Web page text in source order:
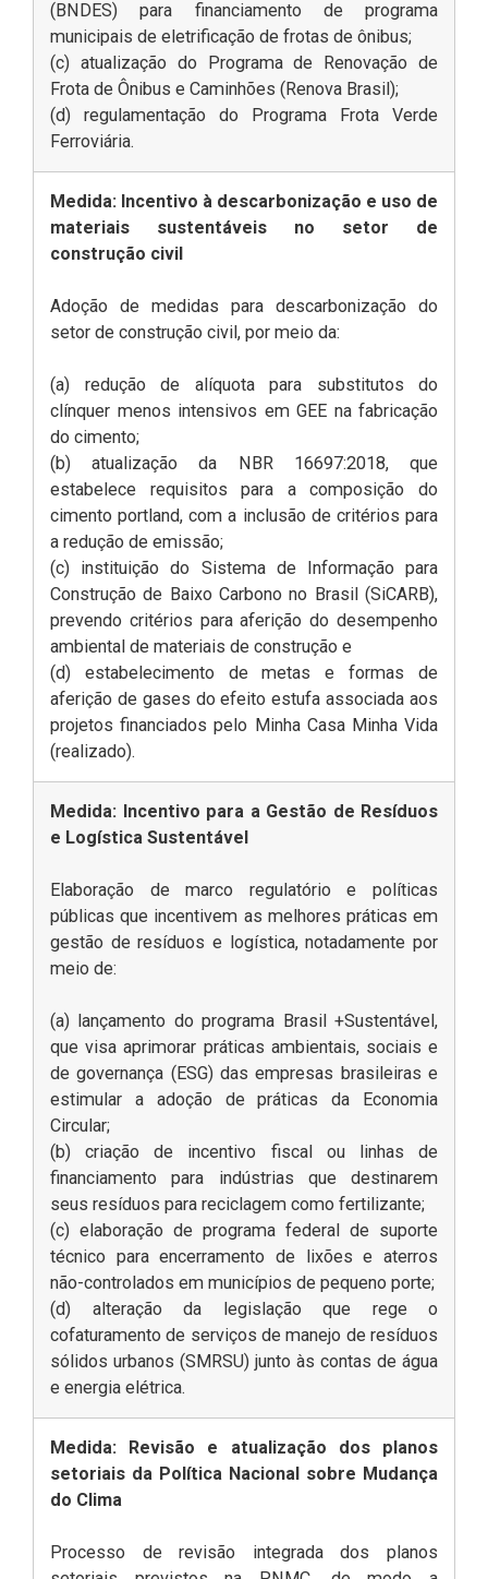
(BNDES) para financiamento de programa
municipais de eletrificação de frotas de ônibus;
(c) atualização do Programa de Renovação de
Frota de Ônibus e Caminhões (Renova Brasil);
(d) regulamentação do Programa Frota Verde
Ferroviária.
Medida: Incentivo à descarbonização e uso de
materiais sustentáveis no setor de
construção civil
Adoção de medidas para descarbonização do
setor de construção civil, por meio da:
(a) redução de alíquota para substitutos do
clínquer menos intensivos em GEE na fabricação
do cimento;
(b) atualização da NBR 16697:2018, que
estabelece requisitos para a composição do
cimento portland, com a inclusão de critérios para
a redução de emissão;
(c) instituição do Sistema de Informação para
Construção de Baixo Carbono no Brasil (SiCARB),
prevendo critérios para aferição do desempenho
ambiental de materiais de construção e
(d) estabelecimento de metas e formas de
aferição de gases do efeito estufa associada aos
projetos financiados pelo Minha Casa Minha Vida
(realizado).
Medida: Incentivo para a Gestão de Resíduos
e Logística Sustentável
Elaboração de marco regulatório e políticas
públicas que incentivem as melhores práticas em
gestão de resíduos e logística, notadamente por
meio de:
(a) lançamento do programa Brasil +Sustentável,
que visa aprimorar práticas ambientais, sociais e
de governança (ESG) das empresas brasileiras e
estimular a adoção de práticas da Economia
Circular;
(b) criação de incentivo fiscal ou linhas de
financiamento para indústrias que destinarem
seus resíduos para reciclagem como fertilizante;
(c) elaboração de programa federal de suporte
técnico para encerramento de lixões e aterros
não-controlados em municípios de pequeno porte;
(d) alteração da legislação que rege o
cofaturamento de serviços de manejo de resíduos
sólidos urbanos (SMRSU) junto às contas de água
e energia elétrica.
Medida: Revisão e atualização dos planos
setoriais da Política Nacional sobre Mudança
do Clima
Processo de revisão integrada dos planos